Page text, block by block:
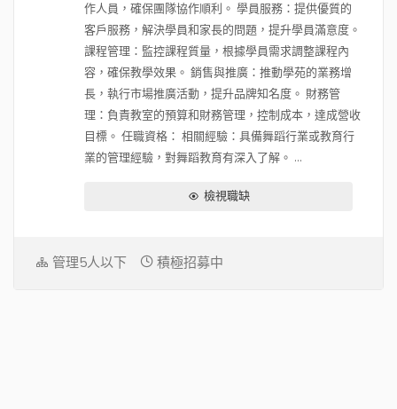
作人員，確保團隊協作順利。 學員服務：提供優質的
客戶服務，解決學員和家長的問題，提升學員滿意度。
課程管理：監控課程質量，根據學員需求調整課程內
容，確保教學效果。 銷售與推廣：推動學苑的業務增
長，執行市場推廣活動，提升品牌知名度。 財務管
理：負責教室的預算和財務管理，控制成本，達成營收
目標。 任職資格： 相關經驗：具備舞蹈行業或教育行
業的管理經驗，對舞蹈教育有深入了解。 ...
檢視職缺
管理5人以下 積極招募中